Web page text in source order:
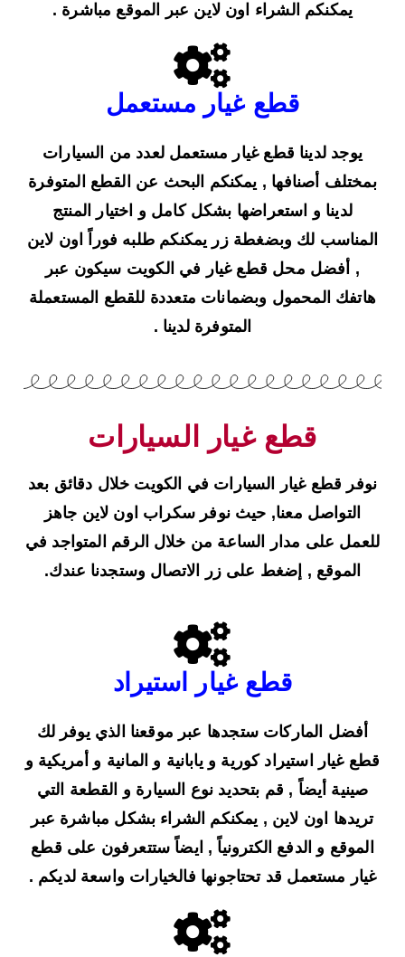
يمكنكم الشراء اون لاين عبر الموقع مباشرة .
قطع غيار مستعمل
يوجد لدينا قطع غيار مستعمل لعدد من السيارات
بمختلف أصنافها , يمكنكم البحث عن القطع المتوفرة
لدينا و استعراضها بشكل كامل و اختيار المنتج
المناسب لك وبضغطة زر يمكنكم طلبه فوراً اون لاين
, أفضل محل قطع غيار في الكويت سيكون عبر
هاتفك المحمول وبضمانات متعددة للقطع المستعملة
المتوفرة لدينا .
قطع غيار السيارات
نوفر قطع غيار السيارات في الكويت خلال دقائق بعد
التواصل معنا, حيث نوفر سكراب اون لاين جاهز
للعمل على مدار الساعة من خلال الرقم المتواجد في
الموقع , إضغط على زر الاتصال وستجدنا عندك.
قطع غيار استيراد
أفضل الماركات ستجدها عبر موقعنا الذي يوفر لك
قطع غيار استيراد كورية و يابانية و المانية و أمريكية و
صينية أيضاً , قم بتحديد نوع السيارة و القطعة التي
تريدها اون لاين , يمكنكم الشراء بشكل مباشرة عبر
الموقع و الدفع الكترونياً , ايضاً ستتعرفون على قطع
غيار مستعمل قد تحتاجونها فالخيارات واسعة لديكم .